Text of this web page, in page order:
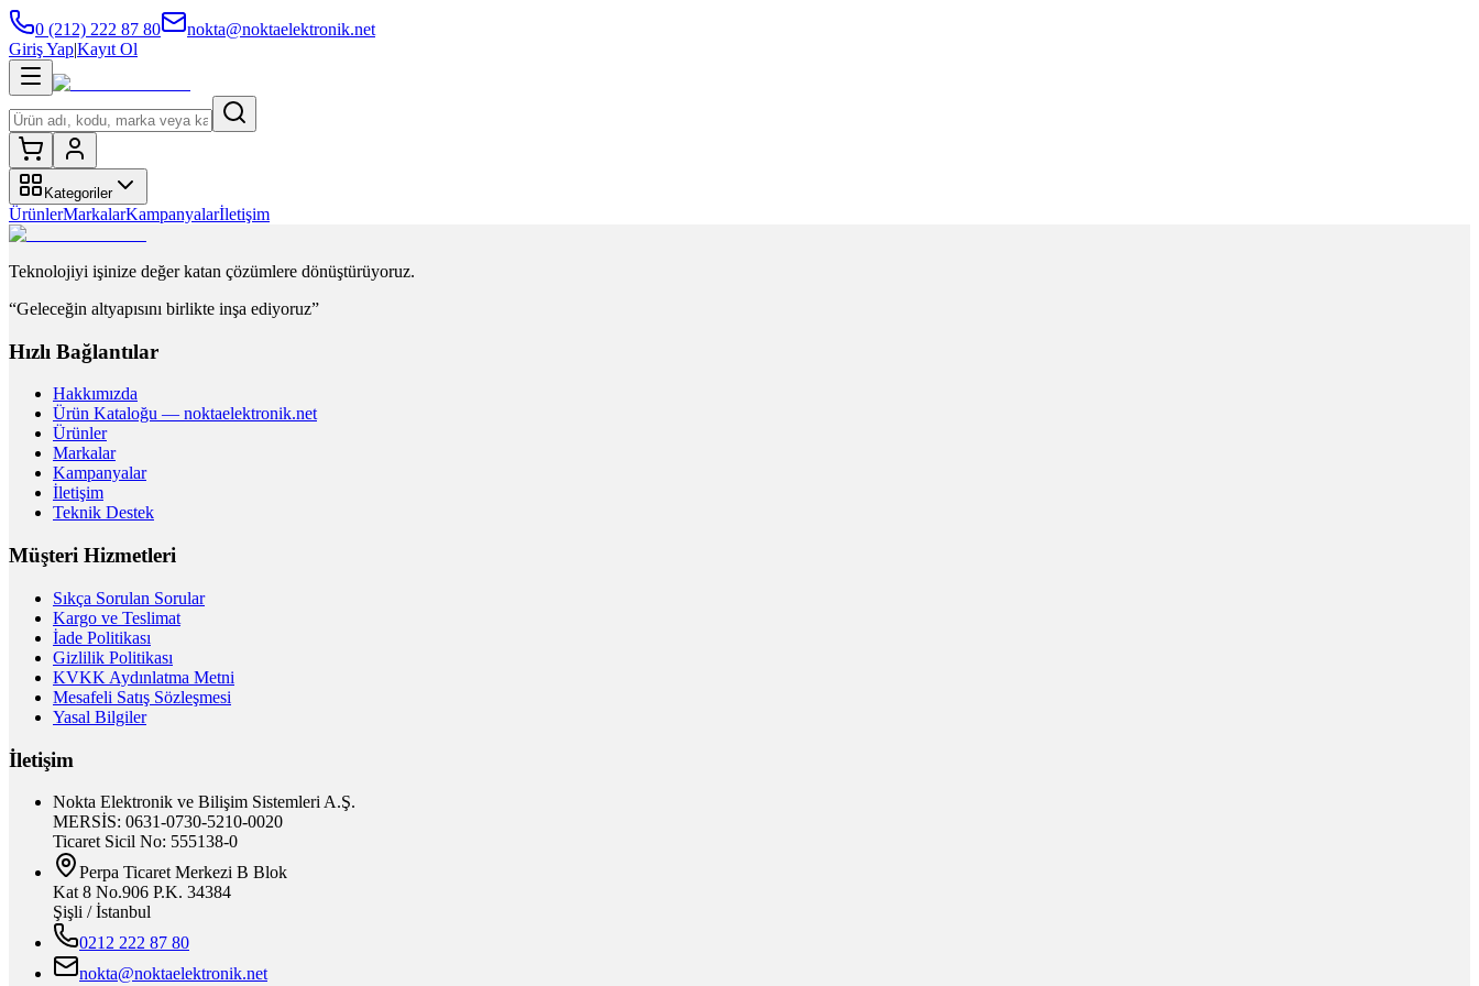
0 (212) 222 87 80
nokta@noktaelektronik.net
Giriş Yap|Kayıt Ol
Kategoriler
ÜrünlerMarkalarKampanyalarİletişim
Teknolojiyi işinize değer katan çözümlere dönüştürüyoruz.
“Geleceğin altyapısını birlikte inşa ediyoruz”
Hızlı Bağlantılar
Hakkımızda
Ürün Kataloğu — noktaelektronik.net
Ürünler
Markalar
Kampanyalar
İletişim
Teknik Destek
Müşteri Hizmetleri
Sıkça Sorulan Sorular
Kargo ve Teslimat
İade Politikası
Gizlilik Politikası
KVKK Aydınlatma Metni
Mesafeli Satış Sözleşmesi
Yasal Bilgiler
İletişim
Nokta Elektronik ve Bilişim Sistemleri A.Ş.
MERSİS: 0631-0730-5210-0020
Ticaret Sicil No: 555138-0
Perpa Ticaret Merkezi B Blok
Kat 8 No.906 P.K. 34384
Şişli / İstanbul
0212 222 87 80
nokta@noktaelektronik.net